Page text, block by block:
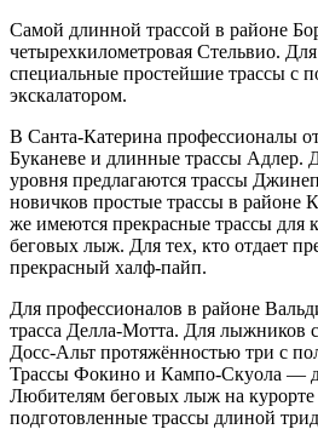
Самой длинной трассой в районе
четырехкилометровая Стельвио.
специальные простейшие трассы с
экскалатором.
В Санта-Катерина профессионалы
Буканеве и длинные трассы Адлер.
уровня предлагаются трассы
новичков простые трассы в районе
же имеются прекрасные трассы для
беговых лыж. Для тех, кто отдает
прекрасный халф-пайп.
Для профессионалов в районе
трасса Делла-Мотта. Для лыжников
Досс-Альт протяжённостью три с
Трассы Фокино и Кампо-Скуола —
Любителям беговых лыж на
подготовленные трассы длиной